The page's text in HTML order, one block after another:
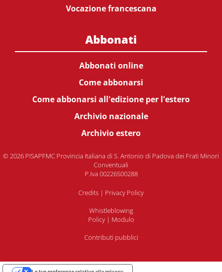
Vocazione francescana
Abbonati
Abbonati online
Come abbonarsi
Come abbonarsi all'edizione per l'estero
Archivio nazionale
Archivio estero
© 2026 PISAPFMC Provincia Italiana di S. Antonio di Padova dei Frati Minori
Conventuali
P.Iva 00226500288
Credits | Privacy Policy
Whistleblowing
Policy| Modulo
Contributi pubblici